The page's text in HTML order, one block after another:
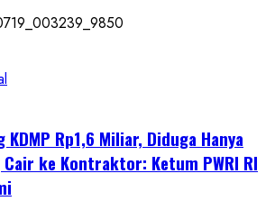
KDMP Rp1,6 Miliar, Diduga Hanya
Cair ke Kontraktor: Ketum PWRI RI